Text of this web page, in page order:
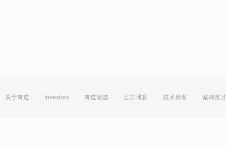
关于有道 Investors 有道智选 官方博客 技术博客 诚聘英才